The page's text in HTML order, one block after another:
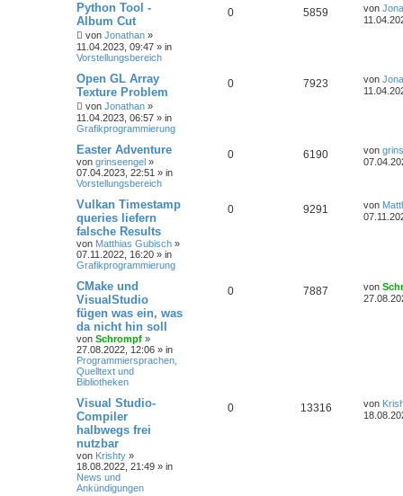
Python Tool -
Album Cut
von Jonathan »
11.04.2023, 09:47 » in
Vorstellungsbereich
0 5859 von
Open GL Array
Texture Problem
von Jonathan »
11.04.2023, 06:57 » in
Grafikprogrammierung
0 7923 von
Easter Adventure
von grinseengel »
07.04.2023, 22:51 » in
Vorstellungsbereich
0 6190 von
Vulkan Timestamp
queries liefern
falsche Results
von Matthias Gubisch »
07.11.2022, 16:20 » in
Grafikprogrammierung
0 9291 von
CMake und
VisualStudio
fügen was ein, was
da nicht hin soll
von Schrompf »
27.08.2022, 12:06 » in
Programmiersprachen,
Quelltext und
Bibliotheken
0 7887 von
Visual Studio-
Compiler
halbwegs frei
nutzbar
von Krishty »
18.08.2022, 21:49 » in
News und
Ankündigungen
0 13316 von